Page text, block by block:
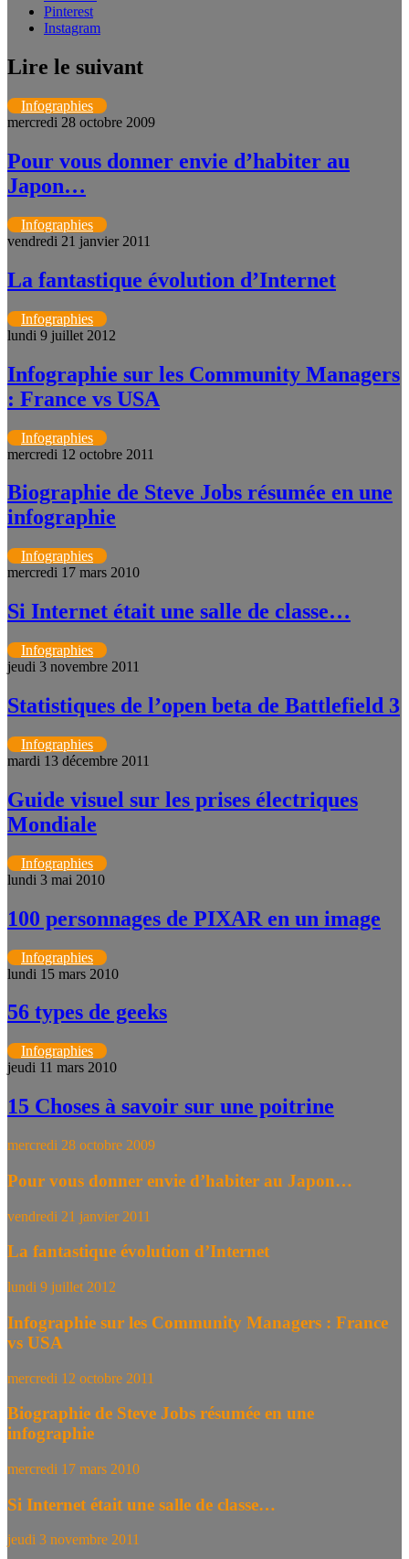
Pinterest
Instagram
Lire le suivant
Infographies
mercredi 28 octobre 2009
Pour vous donner envie d’habiter au
Japon…
Infographies
vendredi 21 janvier 2011
La fantastique évolution d’Internet
Infographies
lundi 9 juillet 2012
Infographie sur les Community Managers
: France vs USA
Infographies
mercredi 12 octobre 2011
Biographie de Steve Jobs résumée en une
infographie
Infographies
mercredi 17 mars 2010
Si Internet était une salle de classe…
Infographies
jeudi 3 novembre 2011
Statistiques de l’open beta de Battlefield 3
Infographies
mardi 13 décembre 2011
Guide visuel sur les prises électriques
Mondiale
Infographies
lundi 3 mai 2010
100 personnages de PIXAR en un image
Infographies
lundi 15 mars 2010
56 types de geeks
Infographies
jeudi 11 mars 2010
15 Choses à savoir sur une poitrine
mercredi 28 octobre 2009
Pour vous donner envie d’habiter au Japon…
vendredi 21 janvier 2011
La fantastique évolution d’Internet
lundi 9 juillet 2012
Infographie sur les Community Managers : France
vs USA
mercredi 12 octobre 2011
Biographie de Steve Jobs résumée en une
infographie
mercredi 17 mars 2010
Si Internet était une salle de classe…
jeudi 3 novembre 2011